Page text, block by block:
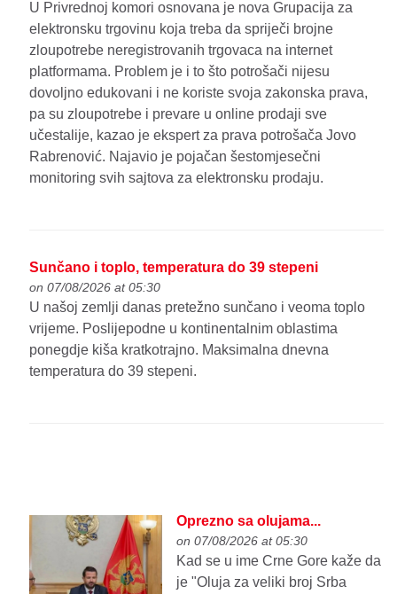
U Privrednoj komori osnovana je nova Grupacija za
elektronsku trgovinu koja treba da spriječi brojne
zloupotrebe neregistrovanih trgovaca na internet
platformama. Problem je i to što potrošači nijesu
dovoljno edukovani i ne koriste svoja zakonska prava,
pa su zloupotrebe i prevare u online prodaji sve
učestalije, kazao je ekspert za prava potrošača Jovo
Rabrenović. Najavio je pojačan šestomjesečni
monitoring svih sajtova za elektronsku prodaju.
Sunčano i toplo, temperatura do 39 stepeni
on 07/08/2026 at 05:30
U našoj zemlji danas pretežno sunčano i veoma toplo
vrijeme. Poslijepodne u kontinentalnim oblastima
ponegdje kiša kratkotrajno. Maksimalna dnevna
temperatura do 39 stepeni.
Oprezno sa olujama...
on 07/08/2026 at 05:30
Kad se u ime Crne Gore kaže da
je "Oluja za veliki broj Srba